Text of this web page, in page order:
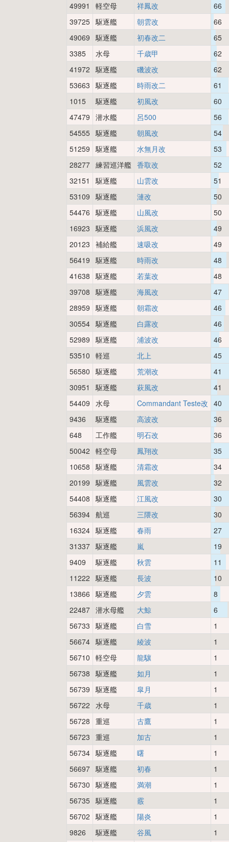
49991
軽空母 祥鳳改
66
39725 駆逐艦 朝雲改
66
49069 駆逐艦 初春改二
65
3385
水母 千歳甲
62
41972 駆逐艦 磯波改
62
53663 駆逐艦 時雨改二
61
1015
駆逐艦 初風改
60
47479 潜水艦 呂500
56
54555 駆逐艦 朝風改
54
51259 駆逐艦 水無月改
53
28277 練習巡洋艦 香取改
52
32151
駆逐艦 山雲改
51
53109 駆逐艦 漣改
50
54476 駆逐艦 山風改
50
16923 駆逐艦 浜風改
49
20123 補給艦 速吸改
49
56419 駆逐艦 時雨改
48
41638 駆逐艦 若葉改
48
39708 駆逐艦 海風改
47
28959 駆逐艦 朝霜改
46
30554 駆逐艦 白露改
46
52989 駆逐艦 浦波改
46
53510 軽巡 北上
45
56580 駆逐艦 荒潮改
41
30951
駆逐艦 萩風改
41
54409 水母 Commandant Teste改 40
9436
駆逐艦 高波改
36
648
工作艦 明石改
36
50042 軽空母 鳳翔改
35
10658 駆逐艦 清霜改
34
20199 駆逐艦 風雲改
32
54408 駆逐艦 江風改
30
56394 航巡 三隈改
30
16324 駆逐艦 春雨
27
31337 駆逐艦 嵐
19
9409
駆逐艦 秋雲
11
11222 駆逐艦 長波
10
13866 駆逐艦 夕雲
8
22487 潜水母艦 大鯨
6
56733 駆逐艦 白雪
1
56674 駆逐艦 綾波
1
56710 軽空母 龍驤
1
56738 駆逐艦 如月
1
56739 駆逐艦 皐月
1
56722 水母 千歳
1
56728 重巡 古鷹
1
56723 重巡 加古
1
56734 駆逐艦 曙
1
56697 駆逐艦 初春
1
56730 駆逐艦 満潮
1
56735 駆逐艦 霰
1
56702 駆逐艦 陽炎
1
9826
駆逐艦 谷風 1